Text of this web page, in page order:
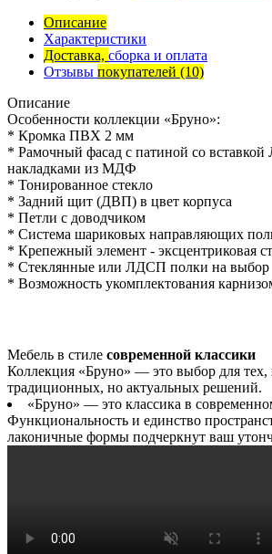
Описание
Характеристики
Доставка, сборка и оплата
Отзывы покупателей (10)
Описание
Особенности коллекции «Бруно»:
* Кромка ПВХ 2 мм
* Рамочный фасад с патиной со
накладками из МДФ
* Тонированное стекло
* Задний щит (ДВП) в цвет корпуса
* Петли с доводчиком
* Система шариковых направляющих
* Крепежный элемент - эксцентриковая
* Стеклянные или ЛДСП полки на выбор
* Возможность укомплектования
Мебель в стиле современной классики
Коллекция «Бруно» — это выбор для тех,
традиционных, но актуальных решений.
«Бруно» — это классика в
Функциональность и единство
лаконичные формы подчеркнут ваш